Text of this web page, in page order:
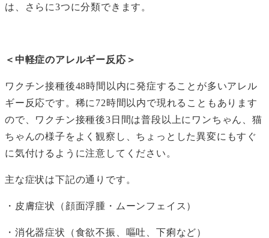
は、さらに3つに分類できます。
＜中軽症のアレルギー反応＞
ワクチン接種後48時間以内に発症することが多いアレル
ギー反応です。稀に72時間以内で現れることもあります
ので、ワクチン接種後3日間は普段以上にワンちゃん、猫
ちゃんの様子をよく観察し、ちょっとした異変にもすぐ
に気付けるように注意してください。
主な症状は下記の通りです。
・皮膚症状（顔面浮腫・ムーンフェイス）
・消化器症状（食欲不振、嘔吐、下痢など）